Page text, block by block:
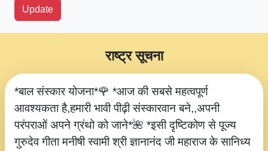
Update
*बाल संस्कार योजना*🌹 *आज की सबसे महत्वपूर्ण
आवश्यकता है,हमारी भावी पीढ़ी संस्कारवान बने,,अपनी
परंपराओं अपने ग्रंथो को जाने*🌺 *इसी दृष्टिकोण से पूज्य
गुरुदेव गीता मनीषी स्वामी श्री ज्ञानानंद जी महाराज के सानिध्य
राष्ट्र सूचना